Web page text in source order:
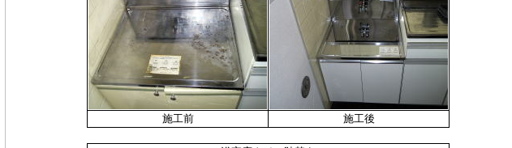
施工前 施工後